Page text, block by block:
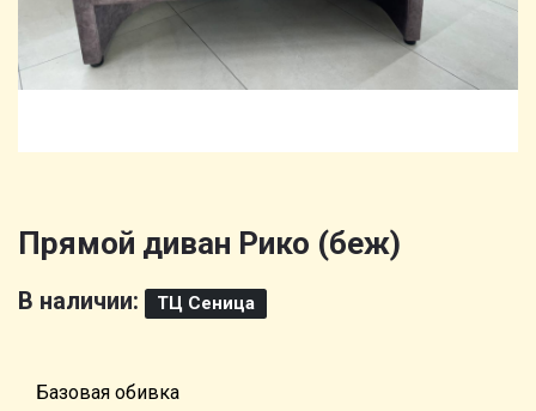
Прямой диван Рико (беж)
В наличии: ТЦ Сеница
Базовая обивка